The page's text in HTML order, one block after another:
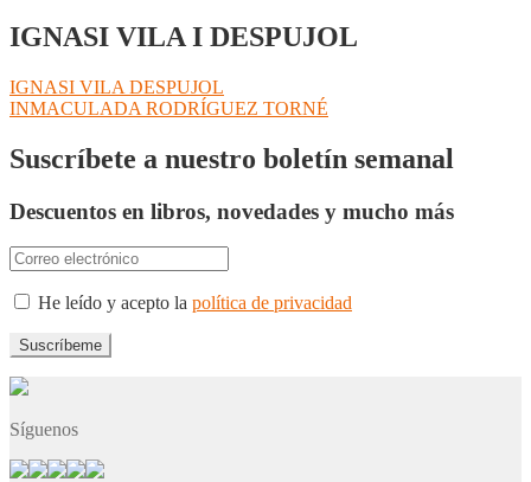
IGNASI VILA I DESPUJOL
Navegación
de
entradas
Anterior:
IGNASI VILA DESPUJOL
Siguiente:
INMACULADA RODRÍGUEZ TORNÉ
Suscríbete a nuestro boletín semanal
Descuentos en libros, novedades y mucho más
He leído y acepto la política de privacidad
Síguenos